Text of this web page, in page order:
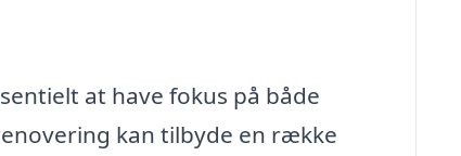
at have fokus på både
kan tilbyde en række